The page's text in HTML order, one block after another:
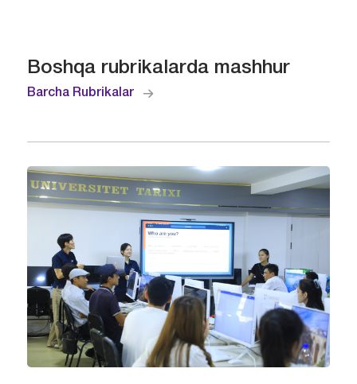
Boshqa rubrikalarda mashhur
Barcha Rubrikalar